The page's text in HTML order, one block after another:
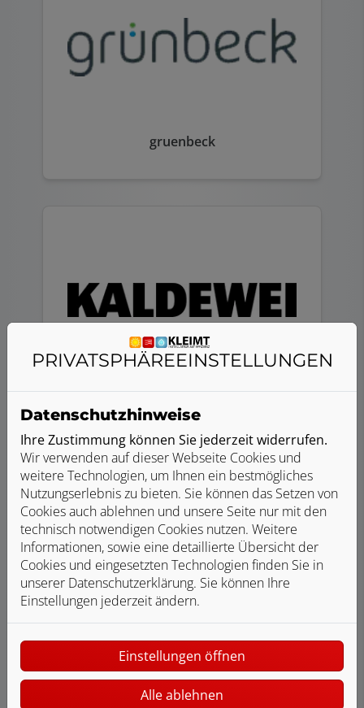
gruenbeck
KALDEWEI
KERMI
PRIVATSPHÄRE­EINSTELLUNGEN
Datenschutzhinweise
Ihre Zustimmung können Sie jederzeit widerrufen.
Wir verwenden auf dieser Webseite Cookies und
weitere Technologien, um Ihnen ein bestmögliches
Nutzungserlebnis zu bieten. Sie können das Setzen von
Cookies auch ablehnen und unsere Seite nur mit den
technisch notwendigen Cookies nutzen. Weitere
Informationen, sowie eine detaillierte Übersicht der
Cookies und eingesetzten Technologien finden Sie in
unserer Datenschutzerklärung. Sie können Ihre
Einstellungen jederzeit ändern.
Einstellungen öffnen
Alle ablehnen